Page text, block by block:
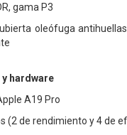
gama P3
oleófuga
hardware
A19 Pro
(2 de rendimiento y 4 de